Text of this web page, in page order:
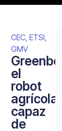
CEC,ETSI,
GMV
Greenbot,
el
robot
agrícola
capaz
de